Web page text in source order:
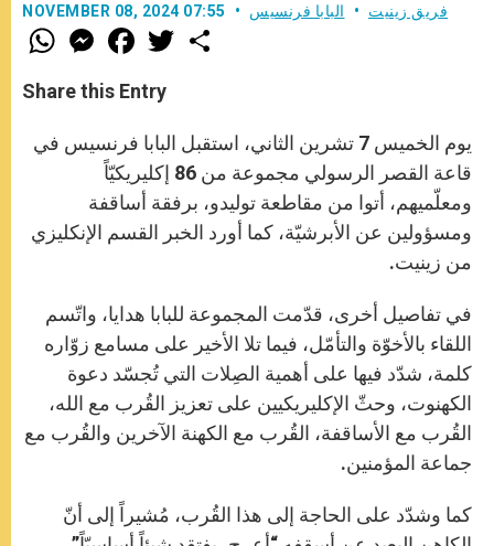
NOVEMBER 08, 2024 07:55 فريق زينيت البابا فرنسيس
W
h
t
s
p
M
e
s
e
g
e
r
F
a
e
b
o
k
w
Share this Entry
يوم الخميس 7 تشرين الثاني، استقبل البابا فرنسيس في
قاعة القصر الرسولي مجموعة من 86 إكليريكيّاً
ومعلّميهم، أتوا من مقاطعة توليدو، برفقة أساقفة
ومسؤولين عن الأبرشيّة، كما أورد الخبر القسم الإنكليزي
من زينيت.
في تفاصيل أخرى، قدّمت المجموعة للبابا هدايا، واتّسم
اللقاء بالأخوّة والتأمّل، فيما تلا الأخير على مسامع زوّاره
كلمة، شدّد فيها على أهمية الصِلات التي تُجسّد دعوة
الكهنوت، وحثّ الإكليريكيين على تعزيز القُرب مع الله،
القُرب مع الأساقفة، القُرب مع الكهنة الآخرين والقُرب مع
جماعة المؤمنين.
كما وشدّد على الحاجة إلى هذا القُرب، مُشيراً إلى أنّ